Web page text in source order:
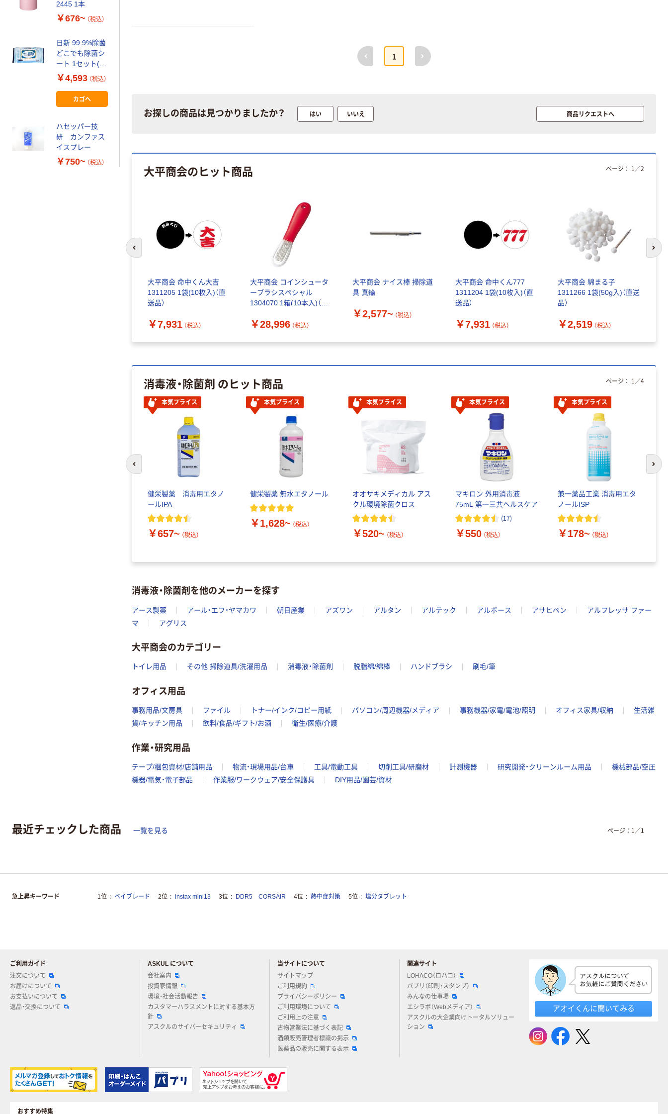
前へ
1
次へ
お探しの商品は見つかりましたか？ はい いいえ 商品リクエストへ
大平商会のヒット商品
大平商会 命中くん大吉
1311205 1袋(10枚入)（直
送品）
￥7,931 （税込）
大平商会 コインシュータ
ーブラシスペシャル
1304070 1箱(10本入)（直
￥28,996 （税込）
大平商会 ナイス棒 掃除道
具 真鍮
￥2,577~ （税込）
大平商会 命中くん777
1311204 1袋(10枚入)（直
送品）
￥7,931 （税込）
大平商会 綿まる子
1311266 1袋(50g入)（直送
品）
￥2,519 （税込）
ページ： 1 ／2
次
消毒液・除菌剤 のヒット商品
本気プライス
健栄製薬 消毒用エタノ
ールIPA
￥657~ （税込）
本気プライス
健栄製薬 無水エタノール
￥1,628~ （税込）
本気プライス
オオサキメディカル アス
クル環境除菌クロス
￥520~ （税込）
本気プライス
マキロン 外用消毒液
75mL 第一三共ヘルスケア
(17)
￥550 （税込）
本気プライス
兼一薬品工業 消毒用エタ
ノールISP
￥178~ （税込）
ページ： 1 ／4
前のスライドへ 次
消毒液・除菌剤を他のメーカーを探す
アース製薬 アール・エフ・ヤマカワ 朝日産業 アズワン アルタン アルテック アルボース アサヒペン
アルフレッサ ファー
マ
アグリス
大平商会のカテゴリー
トイレ用品 その他 掃除道具/洗濯用品 消毒液・除菌剤 脱脂綿/綿棒 ハンドブラシ 刷毛/筆
オフィス用品
事務用品/文房具 ファイル トナー/インク/コピー用紙 パソコン/周辺機器/メディア 事務機器/家電/電池/照明 オフィス家具/収納
生活雑
貨/キッチン用品
飲料/食品/ギフト/お酒 衛生/医療/介護
作業・研究用品
テープ/梱包資材/店舗用品 物流・現場用品/台車 工具/電動工具 切削工具/研磨材 計測機器 研究開発・クリーンルーム用品
機械部品/空圧
機器/電気・電子部品
作業服/ワークウェア/安全保護具 DIY用品/園芸/資材
2445 1本
￥676~ （税込）
日新 99.9%除菌
どこでも除菌シ
ート 1セット(80
枚×12袋)
￥4,593 （税込）
カゴへ
ハセッパー技
研 カンファス
イスプレー
￥750~ （税込）
最近チェックした商品 一覧を見る ページ： 1 ／1
急上昇キーワード 1位 ベイブレード 2位 instax mini13 3位 DDR5 CORSAIR 4位 熱中症対策 5位 塩分タブレット
ご利用ガイド
注文について
お届けについて
お支払いについて
返品・交換について
ASKUL について
会社案内
投資家情報
環境・社会活動報告
カスタマーハラスメントに対する基本方
針
アスクルのサイバーセキュリティ
当サイトについて
サイトマップ
ご利用規約
プライバシーポリシー
ご利用環境について
ご利用上の注意
古物営業法に基づく表記
酒類販売管理者標識の掲示
医薬品の販売に関する表示
関連サイト
LOHACO（ロハコ）
パプリ（印刷・スタンプ）
みんなの仕事場
エシラボ（Webメディア）
アスクルの大企業向けトータルソリュー
ション
アオイくんに聞いてみる
おすすめ特集